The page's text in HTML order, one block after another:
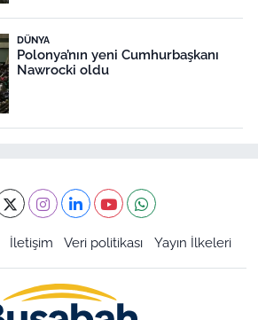
DÜNYA
Polonya’nın yeni Cumhurbaşkanı
Nawrocki oldu
İletişim Veri politikası Yayın İlkeleri